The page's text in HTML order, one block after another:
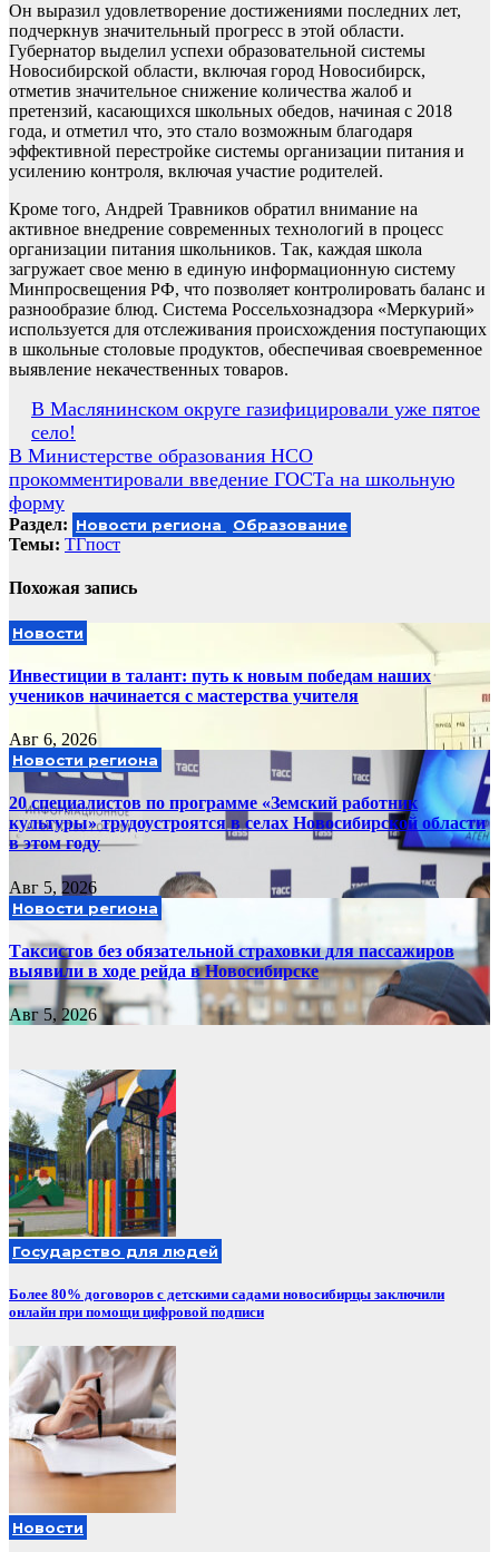
Он выразил удовлетворение достижениями последних лет,
подчеркнув значительный прогресс в этой области.
Губернатор выделил успехи образовательной системы
Новосибирской области, включая город Новосибирск,
отметив значительное снижение количества жалоб и
претензий, касающихся школьных обедов, начиная с 2018
года, и отметил что, это стало возможным благодаря
эффективной перестройке системы организации питания и
усилению контроля, включая участие родителей.
Кроме того, Андрей Травников обратил внимание на
активное внедрение современных технологий в процесс
организации питания школьников. Так, каждая школа
загружает свое меню в единую информационную систему
Минпросвещения РФ, что позволяет контролировать баланс и
разнообразие блюд. Система Россельхознадзора «Меркурий»
используется для отслеживания происхождения поступающих
в школьные столовые продуктов, обеспечивая своевременное
выявление некачественных товаров.
Навигация
по
записям
В Маслянинском округе газифицировали уже пятое
село!
В Министерстве образования НСО
прокомментировали введение ГОСТа на школьную
форму
Раздел: Новости региона Образование
Темы: ТГпост
Похожая запись
Новости
Инвестиции в талант: путь к новым победам наших
учеников начинается с мастерства учителя
Авг 6, 2026
Новости региона
20 специалистов по программе «Земский работник
культуры» трудоустроятся в селах Новосибирской области
в этом году
Авг 5, 2026
Новости региона
Таксистов без обязательной страховки для пассажиров
выявили в ходе рейда в Новосибирске
Авг 5, 2026
Государство для людей
Более 80% договоров с детскими садами новосибирцы заключили
онлайн при помощи цифровой подписи
Новости